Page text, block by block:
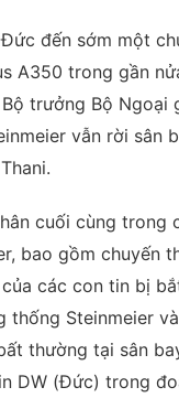
đến sớm một
A350 trong gần
trưởng Bộ
vẫn rời sân
cuối cùng trong
bao gồm chuyến
các con tin bị
thống Steinmeier
thường tại sân
DW (Đức) trong